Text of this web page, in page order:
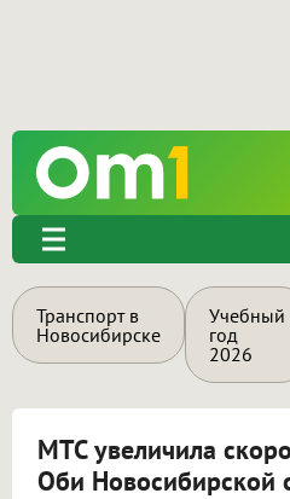
Транспорт в
Новосибирске
Учебный
год
2026
МТС увеличила
Оби Новосибирской